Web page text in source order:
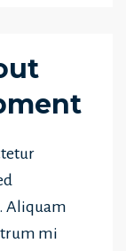
Aliquam
mi